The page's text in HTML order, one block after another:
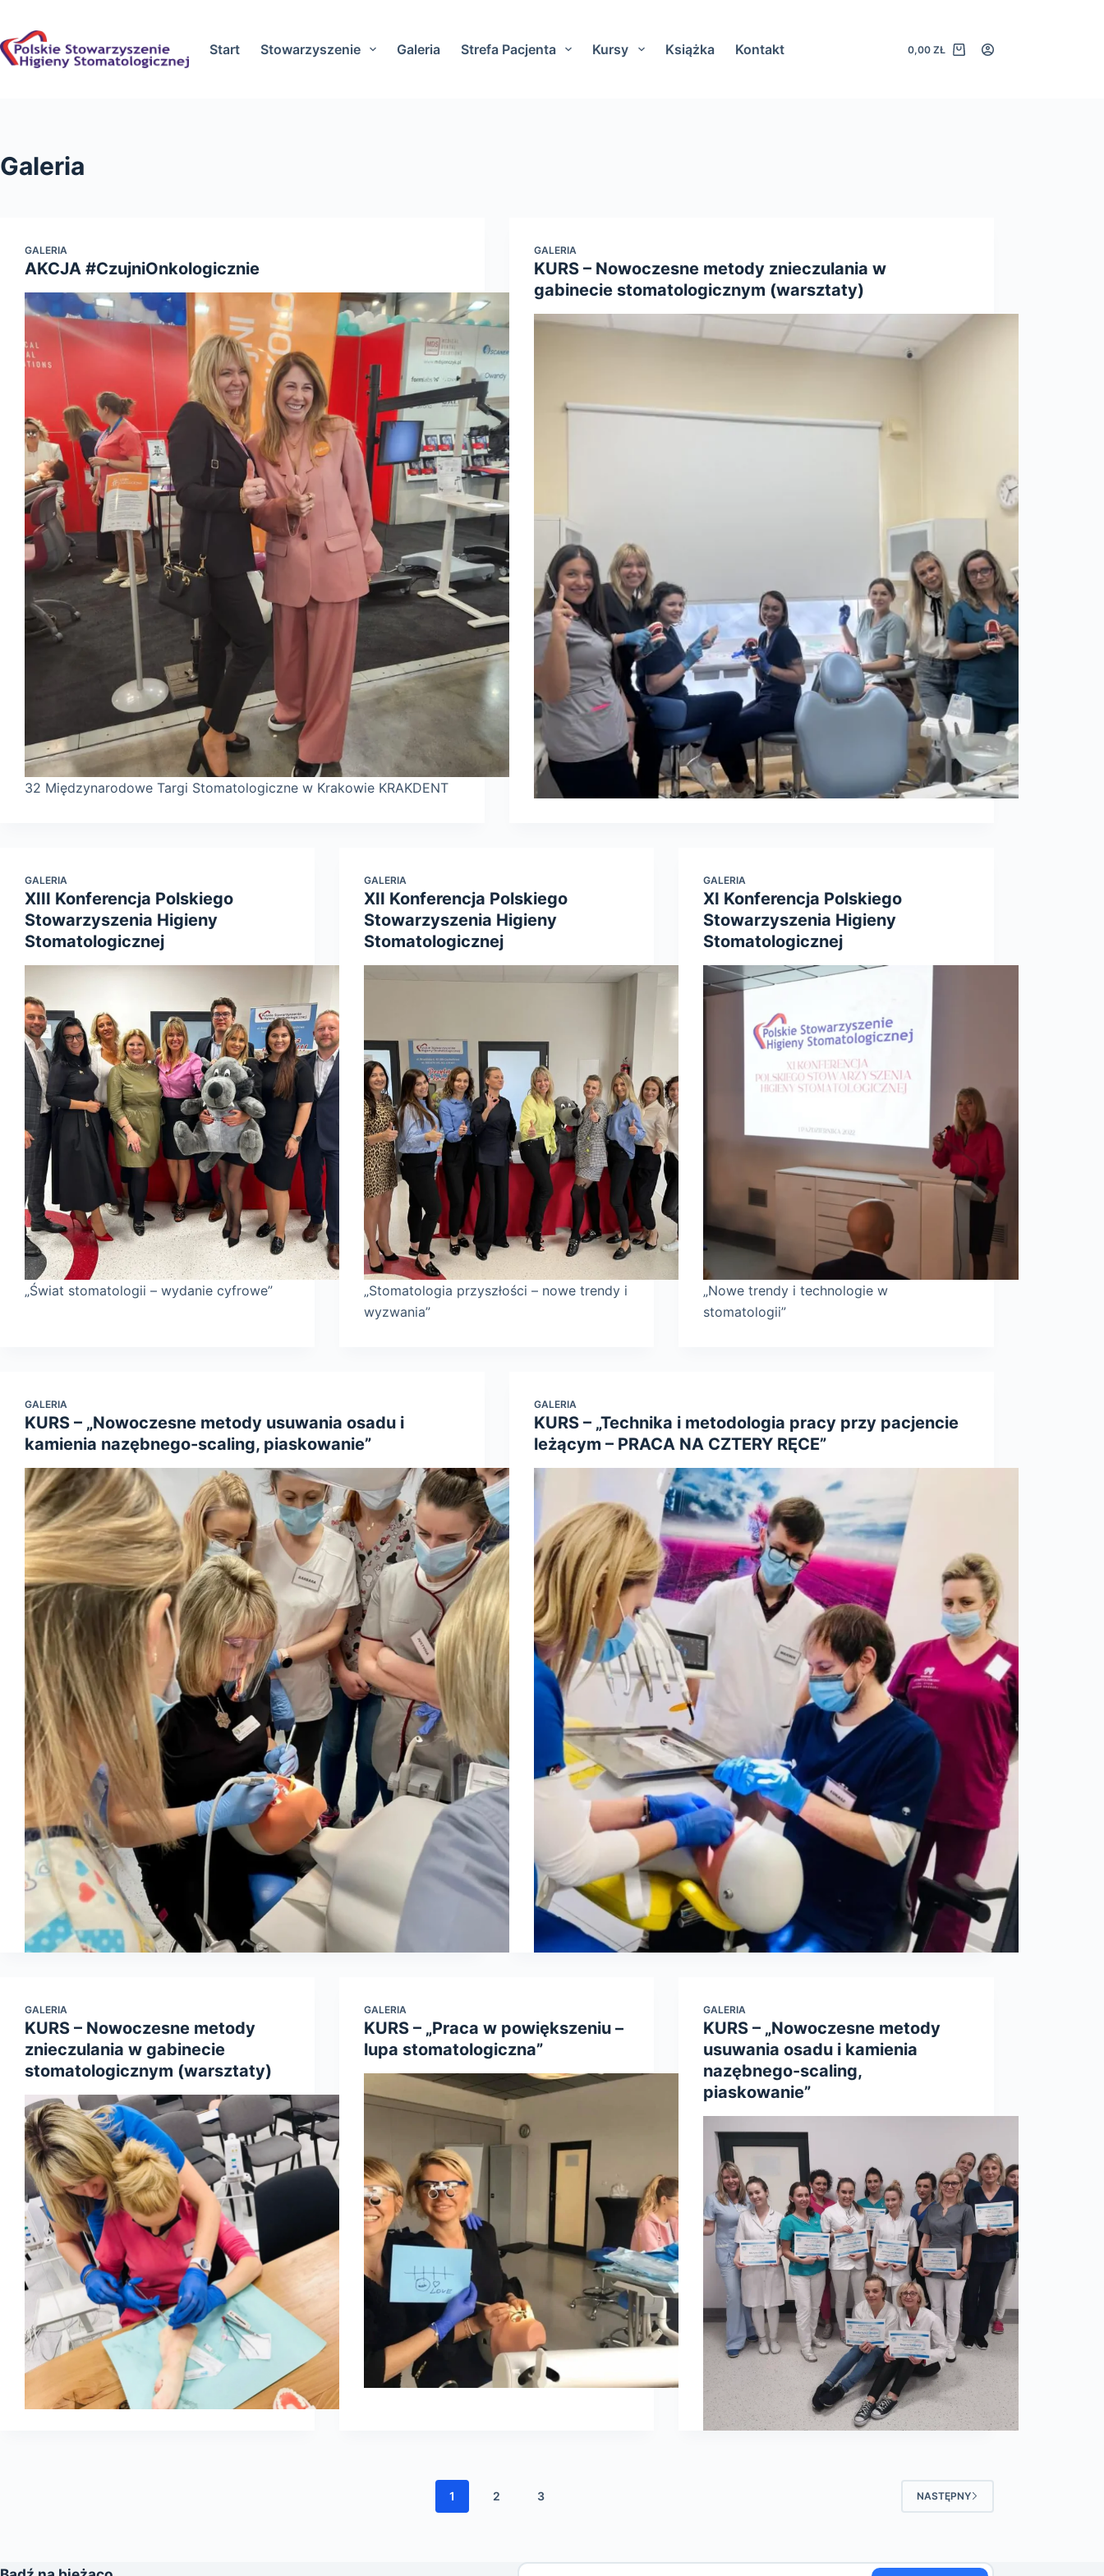
treści
Start Stowarzyszenie Galeria Strefa Pacjenta Kursy Książka Kontakt
Koszyk
0,00ZŁ
Galeria
GALERIA
AKCJA #CzujniOnkologicznie
32 Międzynarodowe Targi Stomatologiczne w Krakowie KRAKDENT
GALERIA
KURS – Nowoczesne metody znieczulania w
gabinecie stomatologicznym (warsztaty)
GALERIA
XIII Konferencja Polskiego
Stowarzyszenia Higieny
Stomatologicznej
„Świat stomatologii – wydanie cyfrowe”
GALERIA
XII Konferencja Polskiego
Stowarzyszenia Higieny
Stomatologicznej
„Stomatologia przyszłości – nowe trendy i
wyzwania”
GALERIA
XI Konferencja Polskiego
Stowarzyszenia Higieny
Stomatologicznej
„Nowe trendy i technologie w
stomatologii”
GALERIA
KURS – „Nowoczesne metody usuwania osadu i
kamienia nazębnego-scaling, piaskowanie”
GALERIA
KURS – „Technika i metodologia pracy przy pacjencie
leżącym – PRACA NA CZTERY RĘCE”
GALERIA
KURS – Nowoczesne metody
znieczulania w gabinecie
stomatologicznym (warsztaty)
GALERIA
KURS – „Praca w powiększeniu –
lupa stomatologiczna”
GALERIA
KURS – „Nowoczesne metody
usuwania osadu i kamienia
nazębnego-scaling,
piaskowanie”
1 2 3 NASTĘPNY